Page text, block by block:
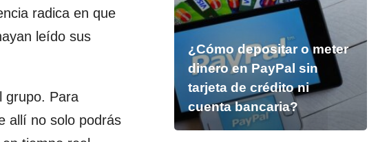
radica en que
leído sus
grupo. Para
allí no solo podrás
¿Cómo depositar o meter
dinero en PayPal sin
tarjeta de crédito ni
cuenta bancaria?